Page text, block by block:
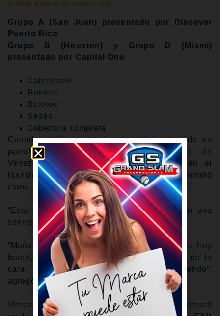
Clásico Mundial de Béisbol 2026
Grupo A (San Juan) presentado por Discover
Puerto Rico
Grupo B (Houston) y Grupo D (Miami)
presentado por Capital One
Calendario
Rosters
Boletos
Sedes
Cobertura completa
Cuando se le preguntó sobre el estatus de su
patrullero central después del triunfo de
Venezuela 11-3 sobre Israel el sábado en el
loanDepot park, el manager Omar López respondió
claro.
“Está ready, papá”, señaló el dirigente, con una
sonrisa.
“Mañana vamos a trabajar un poquitico más. Hoy
bateó, se sintió muy bien, ya el semblante de la
cara de él era diferente, estaba sonriendo”,
agregó.
Venezuela estará libre el domingo, pero entrenará